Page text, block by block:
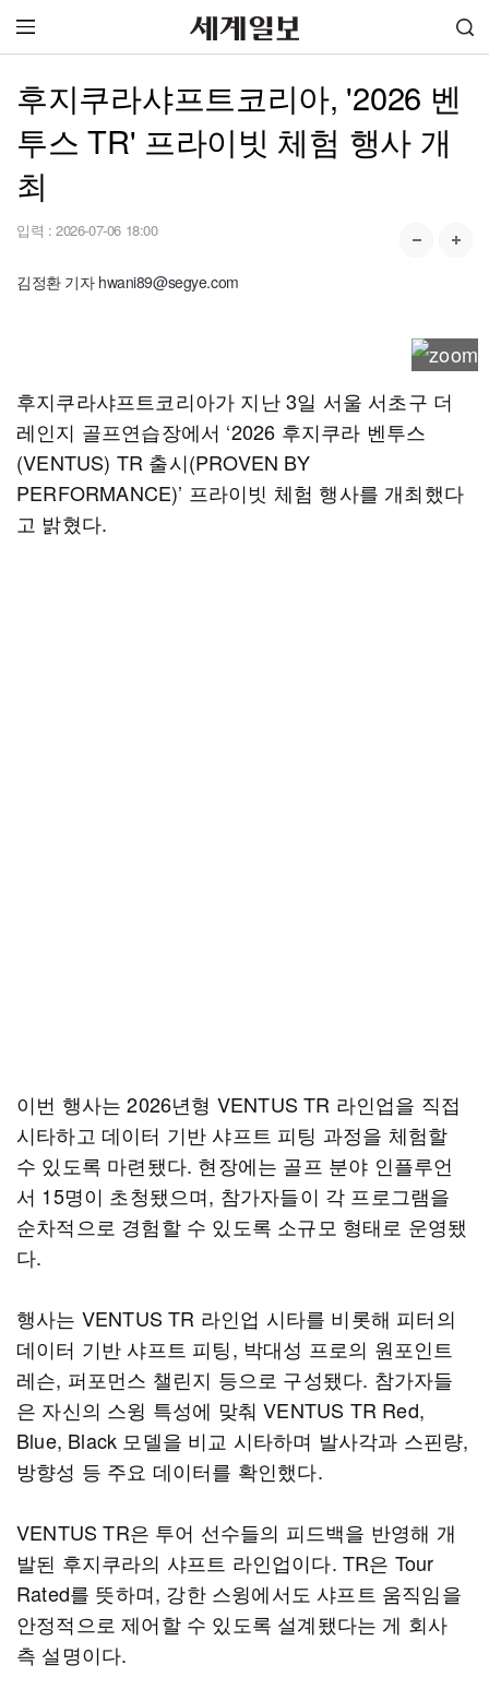
후지쿠라샤프트코리아, '2026 벤
투스 TR' 프라이빗 체험 행사 개
최
입력 : 2026-07-06 18:00
김정환 기자 hwani89@segye.com
후지쿠라샤프트코리아가 지난 3일 서울 서초구 더
레인지 골프연습장에서 ‘2026 후지쿠라 벤투스
(VENTUS) TR 출시(PROVEN BY
PERFORMANCE)’ 프라이빗 체험 행사를 개최했다
고 밝혔다.
이번 행사는 2026년형 VENTUS TR 라인업을 직접
시타하고 데이터 기반 샤프트 피팅 과정을 체험할
수 있도록 마련됐다. 현장에는 골프 분야 인플루언
서 15명이 초청됐으며, 참가자들이 각 프로그램을
순차적으로 경험할 수 있도록 소규모 형태로 운영됐
다.
행사는 VENTUS TR 라인업 시타를 비롯해 피터의
데이터 기반 샤프트 피팅, 박대성 프로의 원포인트
레슨, 퍼포먼스 챌린지 등으로 구성됐다. 참가자들
은 자신의 스윙 특성에 맞춰 VENTUS TR Red,
Blue, Black 모델을 비교 시타하며 발사각과 스핀량,
방향성 등 주요 데이터를 확인했다.
VENTUS TR은 투어 선수들의 피드백을 반영해 개
발된 후지쿠라의 샤프트 라인업이다. TR은 Tour
Rated를 뜻하며, 강한 스윙에서도 샤프트 움직임을
안정적으로 제어할 수 있도록 설계됐다는 게 회사
측 설명이다.